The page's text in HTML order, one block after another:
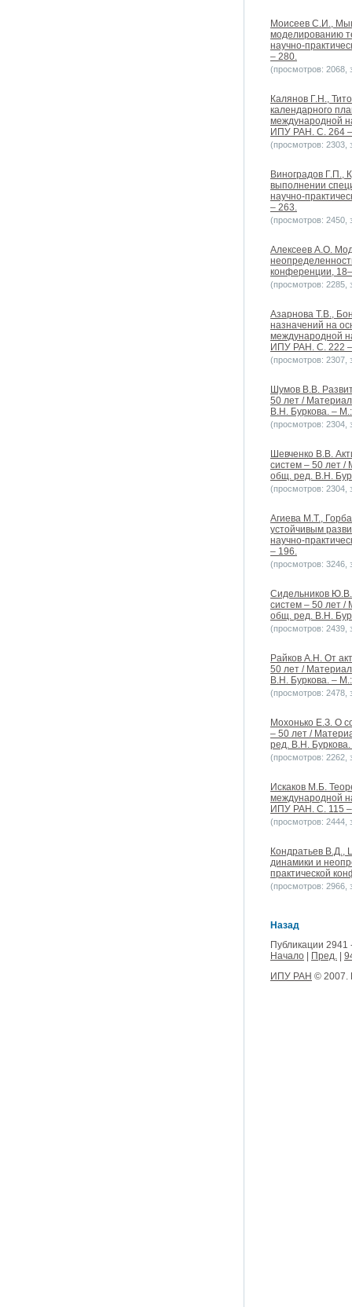
Моисеев С.И.,
моделированию
научно-
– 280.
(просмотров: 2068,
Калянов Г.Н.,
календарного
международной
ИПУ РАН. C. 264
(просмотров: 2303,
Виноградов Г.П.,
выполнении
научно-
– 263.
(просмотров: 2450,
Алексеев А.О.
конференции,
(просмотров: 2285,
Азарнова Т.В.,
назначений на
международной
ИПУ РАН. C. 222
(просмотров: 2307,
Шумов В.В.
50 лет /
В.Н. Буркова. –
(просмотров: 2304,
Шевченко В.В.
систем – 50 лет /
общ. ред. В.Н.
(просмотров: 2304,
Агиева М.Т.,
устойчивым
научно-
– 196.
(просмотров: 3246,
Сидельников Ю.В.
систем – 50 лет /
общ. ред. В.Н.
(просмотров: 2439,
Райков А.Н. От
50 лет /
В.Н. Буркова. –
(просмотров: 2478,
Мохонько Е.З. О
– 50 лет /
ред. В.Н.
(просмотров: 2262,
Искаков М.Б.
международной
ИПУ РАН. C. 115
(просмотров: 2444,
Кондратьев В.Д.,
динамики и
практической
(просмотров: 2966,
Назад
Публикации 2941
Начало
Пред.
ИПУ РАН © 2007.